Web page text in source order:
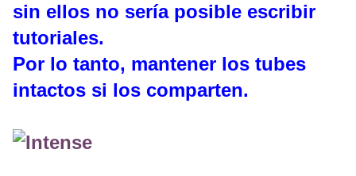
sin ellos no sería posible escribir
tutoriales.
Por lo tanto, mantener los tubes
intactos si los comparten.